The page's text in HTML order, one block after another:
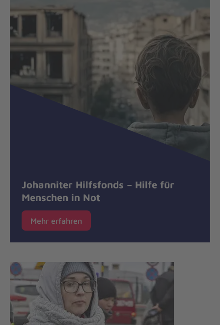
Johanniter Hilfsfonds – Hilfe für
Menschen in Not
Mehr erfahren